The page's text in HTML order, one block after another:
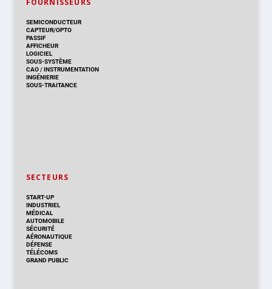
SEMICONDUCTEUR
CAPTEUR/OPTO
PASSIF
AFFICHEUR
LOGICIEL
SOUS-SYSTÈME
CAO/INSTRUMENTATION
INGÉNIERIE
SOUS-TRAITANCE
SECTEURS
START-UP
INDUSTRIEL
MÉDICAL
AUTOMOBILE
SÉCURITÉ
AÉRONAUTIQUE
DÉFENSE
TÉLÉCOMS
GRAND PUBLIC